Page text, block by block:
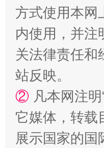
方式使用本网
内使用，并注
关法律责任和
站反映。
② 凡本网注
它媒体，转载
展示国家的国